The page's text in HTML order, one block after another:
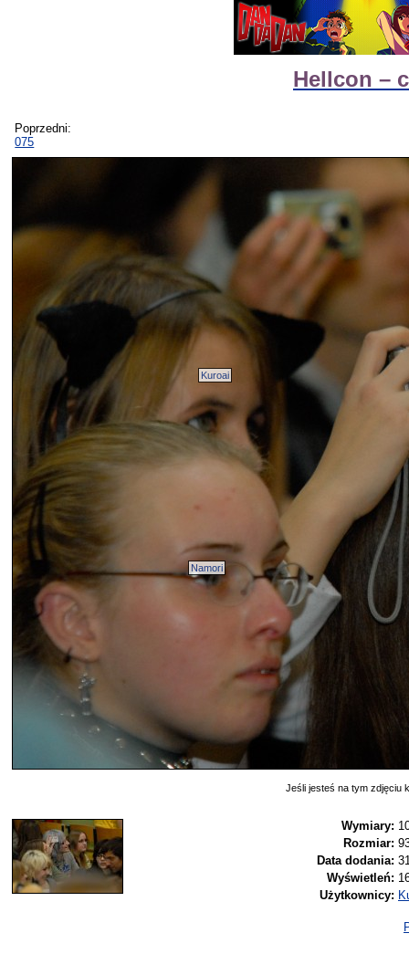
Hellcon –
Poprzedni:
075
Kuroai
Namori
Jeśli jesteś na tym zdjęciu
Wymiary:
Rozmiar:
Data dodania:
Wyświetleń:
Użytkownicy: